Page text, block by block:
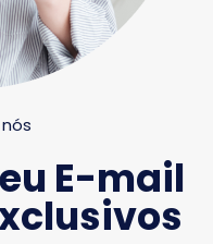
E-mail